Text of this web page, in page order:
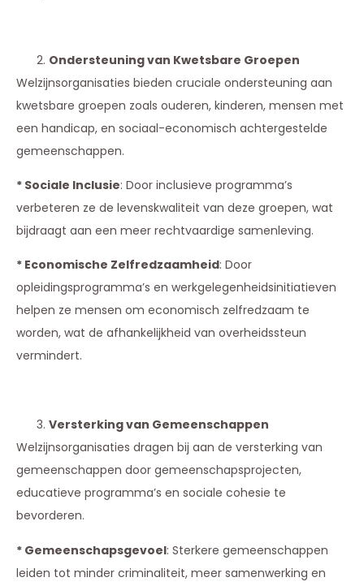
Ondersteuning van Kwetsbare Groepen
Welzijnsorganisaties bieden cruciale ondersteuning aan
kwetsbare groepen zoals ouderen, kinderen, mensen met
een handicap, en sociaal-economisch achtergestelde
gemeenschappen.
* Sociale Inclusie: Door inclusieve programma’s
verbeteren ze de levenskwaliteit van deze groepen, wat
bijdraagt aan een meer rechtvaardige samenleving.
* Economische Zelfredzaamheid: Door
opleidingsprogramma’s en werkgelegenheidsinitiatieven
helpen ze mensen om economisch zelfredzaam te
worden, wat de afhankelijkheid van overheidssteun
vermindert.
Versterking van Gemeenschappen
Welzijnsorganisaties dragen bij aan de versterking van
gemeenschappen door gemeenschapsprojecten,
educatieve programma’s en sociale cohesie te
bevorderen.
* Gemeenschapsgevoel: Sterkere gemeenschappen
leiden tot minder criminaliteit, meer samenwerking en